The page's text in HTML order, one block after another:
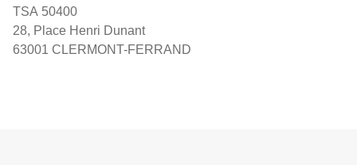
TSA 50400
28, Place Henri Dunant
63001 CLERMONT-FERRAND